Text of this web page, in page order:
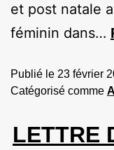
et post natale
féminin dans…
Publié le 23 février
Catégorisé comme
LETTRE